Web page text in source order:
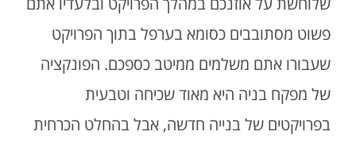
פשוט מסתובבים כסומא בערפל בתוך הפרויקט
שעבורו אתם משלמים ממיטב כספכם. הפונקציה
של מפקח בניה היא מאוד שכיחה וטבעית
בפרויקטים של בנייה חדשה, אבל בהחלט הכרחית